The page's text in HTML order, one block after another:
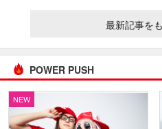
最新記事を
POWER PUSH
NEW